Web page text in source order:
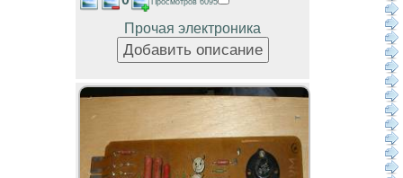
Прочая электроника